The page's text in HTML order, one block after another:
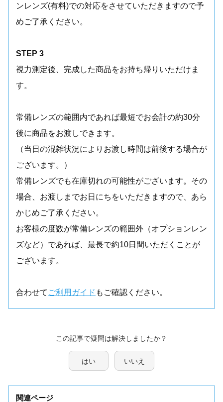
ンレンズ(有料)での対応をさせていただきますので予
めご了承ください。
STEP 3
視力測定後、完成した商品をお持ち帰りいただけま
す。
常備レンズの範囲内であれば最短でお会計の約30分
後に商品をお渡しできます。
（当日の混雑状況によりお渡し時間は前後する場合が
ございます。）
常備レンズでも在庫切れの可能性がございます。その
場合、お渡しまでお日にちをいただきますので、あら
かじめご了承ください。
お客様の度数が常備レンズの範囲外（オプションレン
ズなど）であれば、最長で約10日間いただくことが
ございます。
合わせて ご利用ガイド もご確認ください。
この記事で疑問は解決しましたか？
はい いいえ
関連ページ